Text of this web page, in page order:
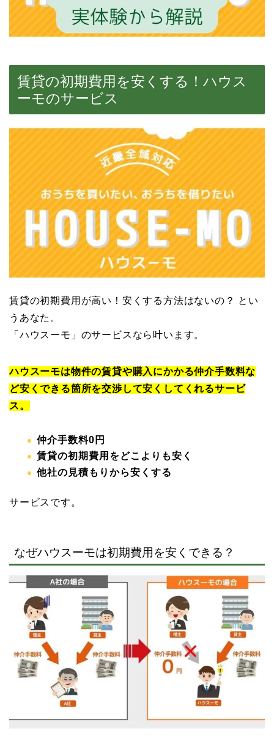
賃貸の初期費用を安くする！ハウス
ーモのサービス
賃貸の初期費用が高い！安くする方法はないの？ とい
うあなた。
「ハウスーモ」のサービスなら叶います。
ハウスーモは物件の賃貸や購入にかかる仲介手数料な
ど安くできる箇所を交渉して安くしてくれるサービ
ス。
仲介手数料0円
賃貸の初期費用をどこよりも安く
他社の見積もりから安くする
サービスです。
なぜハウスーモは初期費用を安くできる？